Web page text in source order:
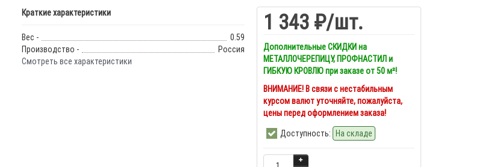
Краткие характеристики
Вес -
0.59
Производство -
Россия
Смотреть все характеристики
1 343 ₽/шт.
Дополнительные СКИДКИ на
МЕТАЛЛОЧЕРЕПИЦУ, ПРОФНАСТИЛ и
ГИБКУЮ КРОВЛЮ при заказе от 50 м²!
ВНИМАНИЕ! В связи с нестабильным
курсом валют уточняйте, пожалуйста,
цены перед оформлением заказа!
Доступность: На складе